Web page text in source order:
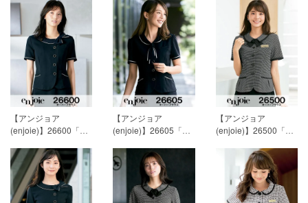
【アンジョア
(enjoie)】26600「半
ス」[春夏用]15,593円
(税込)
【アンジョア
(enjoie)】26605「半
ス」[春夏用]15,593円
(税込)
【アンジョア
(enjoie)】26500「半
（リボン付）」[春夏
13,943円(税込)